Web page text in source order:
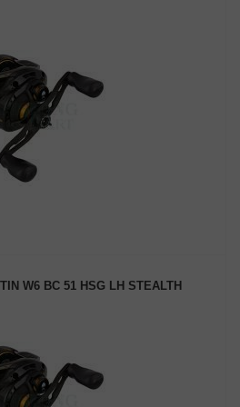
PRODUKT
W6 BC 51 HSG LH STEALTH
PRODUKT